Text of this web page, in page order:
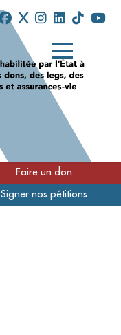
Faire un don
Signer nos pétitions